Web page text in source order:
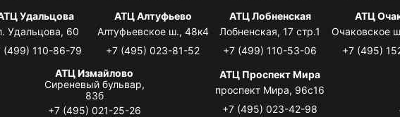
Удальцова
Удальцова, 60
(499) 110-86-79
АТЦ Алтуфьево
Алтуфьевское ш., 48к4
+7 (495) 023-81-52
АТЦ Лобненская
Лобненская, 17 стр.1
+7 (499) 110-53-06
АТЦ
Очаковское
+7 (495)
АТЦ Измайлово
Сиреневый бульвар,
83б
+7 (495) 021-25-26
АТЦ Проспект Мира
проспект Мира, 96с16
+7 (495) 023-42-98